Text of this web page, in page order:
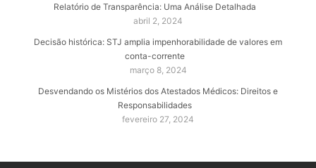
Relatório de Transparência: Uma Análise Detalhada
abril 2, 2024
Decisão histórica: STJ amplia impenhorabilidade de valores em
conta-corrente
março 8, 2024
Desvendando os Mistérios dos Atestados Médicos: Direitos e
Responsabilidades
fevereiro 27, 2024